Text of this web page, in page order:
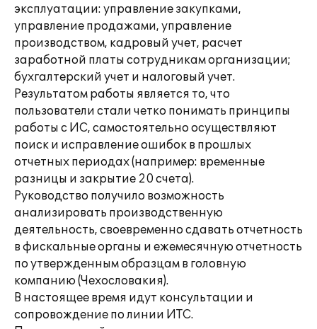
эксплуатации: управление закупками,
управление продажами, управление
производством, кадровый учет, расчет
заработной платы сотрудникам организации;
бухгалтерский учет и налоговый учет.
Результатом работы является то, что
пользователи стали четко понимать принципы
работы с ИС, самостоятельно осуществляют
поиск и исправление ошибок в прошлых
отчетных периодах (например: временные
разницы и закрытие 20 счета).
Руководство получило возможность
анализировать производственную
деятельность, своевременно сдавать отчетность
в фискальные органы и ежемесячную отчетность
по утвержденным образцам в головную
компанию (Чехословакия).
В настоящее время идут консультации и
сопровождение по линии ИТС.